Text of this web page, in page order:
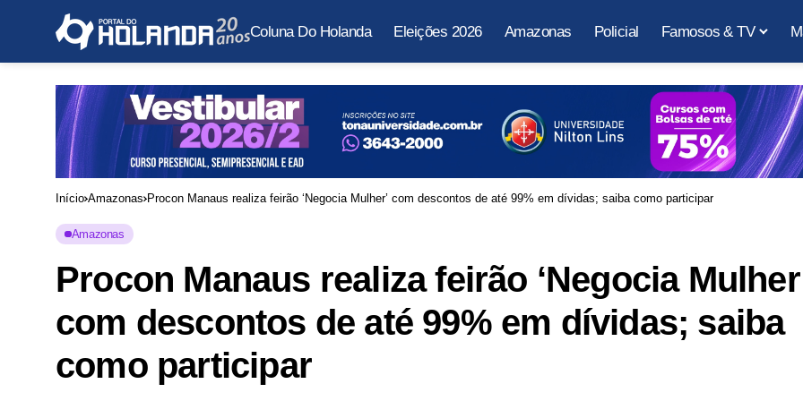
Coluna Do Holanda Eleições 2026 Amazonas Policial Famosos & TV
Início Amazonas Procon Manaus realiza feirão ‘Negocia Mulher’ com descontos de até 99% em dívidas; saiba como participar
Amazonas
Procon Manaus realiza feirão ‘Negocia
com descontos de até 99% em dívidas; saiba
como participar